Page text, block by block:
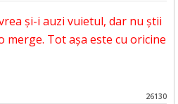
și-i auzi vuietul, dar nu știi
merge. Tot așa este cu oricine
26130